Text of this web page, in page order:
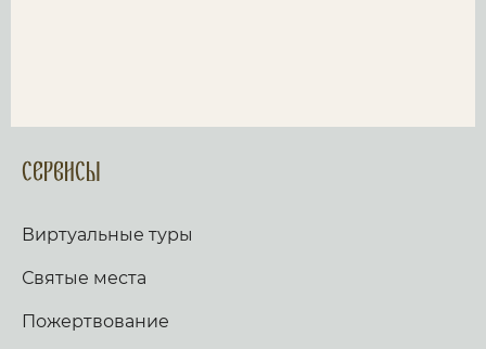
Сервисы
Виртуальные туры
Святые места
Пожертвование